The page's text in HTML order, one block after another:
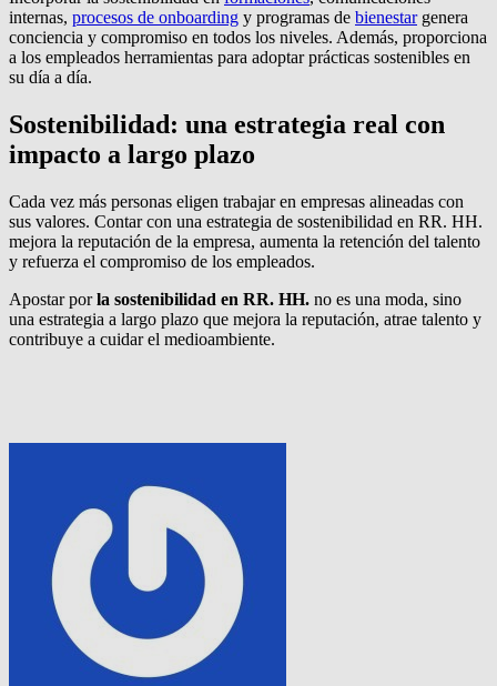
internas, procesos de onboarding y programas de bienestargenera
conciencia y compromiso en todos los niveles. Además, proporciona
a los empleados herramientas para adoptar prácticas sostenibles en
su día a día.
Sostenibilidad: una estrategia real con
impacto a largo plazo
Cada vez más personas eligen trabajar en empresas alineadas con
sus valores. Contar con una estrategia de sostenibilidad en RR. HH.
mejora la reputación de la empresa, aumenta la retención del talento
y refuerza el compromiso de los empleados.
Apostar porla sostenibilidad en RR. HH. no es una moda, sino
una estrategia a largo plazo que mejora la reputación, atrae talento y
contribuye a cuidar el medioambiente.